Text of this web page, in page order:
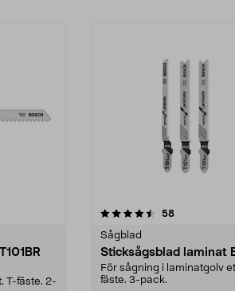
T-fäste. 2-
58recensioner
Sågblad
Sticksågsblad laminat
För sågning i laminatgolv
fäste. 3-pack.